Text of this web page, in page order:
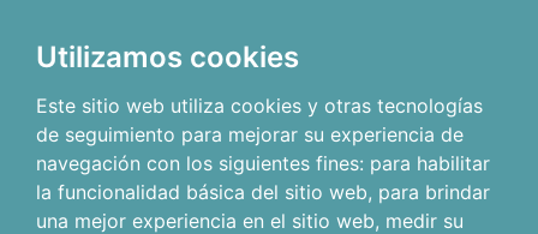
Utilizamos cookies
Este sitio web utiliza cookies y otras tecnologías
de seguimiento para mejorar su experiencia de
navegación con los siguientes fines: para habilitar
la funcionalidad básica del sitio web, para brindar
una mejor experiencia en el sitio web, medir su